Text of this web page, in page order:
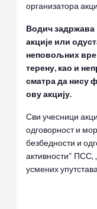
организатора
Водич задржава
акције или
неповољних
терену, као и
сматра да нису
ову акцију.
Сви учесници
одговорност и
безбедности и
активности“
усмених